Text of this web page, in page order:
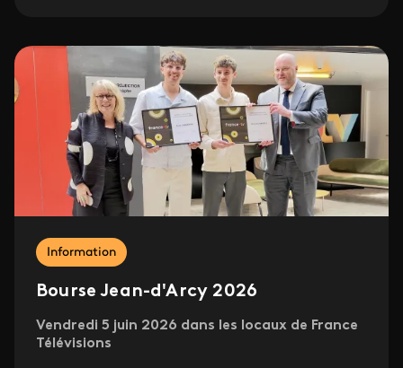
Information
Bourse Jean-d'Arcy 2026
Vendredi 5 juin 2026 dans les locaux de France
Télévisions